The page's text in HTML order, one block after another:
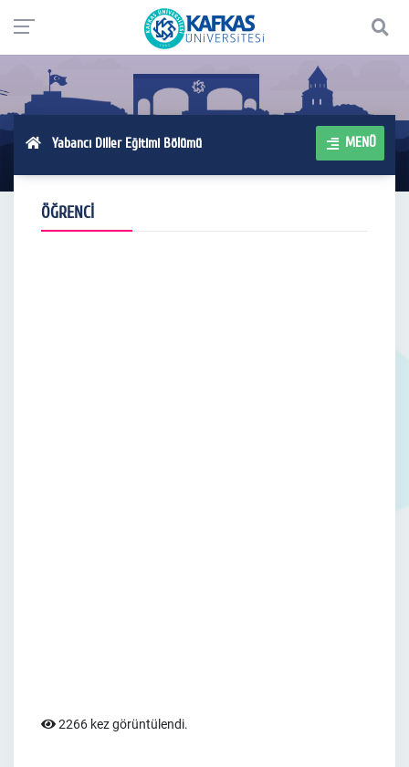
Yabancı Diller Eğitimi Bölümü MENÜ
ÖĞRENCİ
2266 kez görüntülendi.